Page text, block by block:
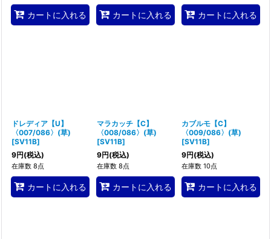
カートに入れる カートに入れる カートに入れる
ドレディア【U】
〈007/086〉(草)
[SV11B]
9円(税込)
在庫数 8点
カートに入れる
マラカッチ【C】
〈008/086〉(草)
[SV11B]
9円(税込)
在庫数 8点
カートに入れる
カブルモ【C】
〈009/086〉(草)
[SV11B]
9円(税込)
在庫数 10点
カートに入れる